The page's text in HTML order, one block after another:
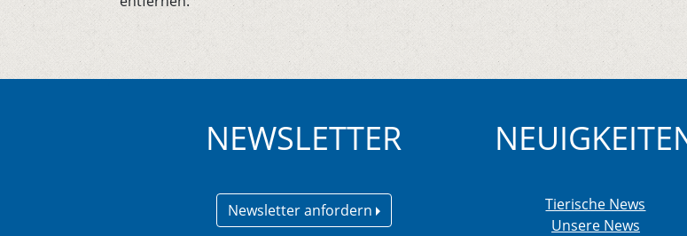
NEWSLETTER
Newsletter anfordern
Tierische News
Unsere News